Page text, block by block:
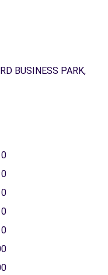
BUSINESS PARK,